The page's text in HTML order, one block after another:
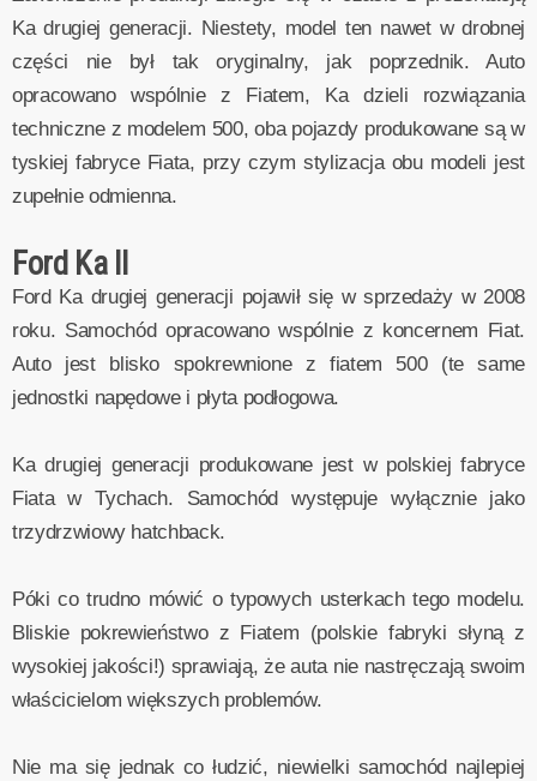
Ka drugiej generacji. Niestety, model ten nawet w drobnej
części nie był tak oryginalny, jak poprzednik. Auto
opracowano wspólnie z Fiatem, Ka dzieli rozwiązania
techniczne z modelem 500, oba pojazdy produkowane są w
tyskiej fabryce Fiata, przy czym stylizacja obu modeli jest
zupełnie odmienna.
Ford Ka II
Ford Ka drugiej generacji pojawił się w sprzedaży w 2008
roku. Samochód opracowano wspólnie z koncernem Fiat.
Auto jest blisko spokrewnione z fiatem 500 (te same
jednostki napędowe i płyta podłogowa.
Ka drugiej generacji produkowane jest w polskiej fabryce
Fiata w Tychach. Samochód występuje wyłącznie jako
trzydrzwiowy hatchback.
Póki co trudno mówić o typowych usterkach tego modelu.
Bliskie pokrewieństwo z Fiatem (polskie fabryki słyną z
wysokiej jakości!) sprawiają, że auta nie nastręczają swoim
właścicielom większych problemów.
Nie ma się jednak co łudzić, niewielki samochód najlepiej